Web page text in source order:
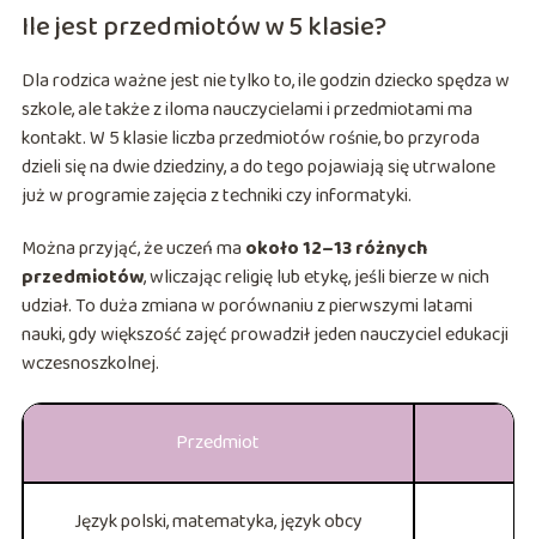
Ile jest przedmiotów w 5 klasie?
Dla rodzica ważne jest nie tylko to, ile godzin dziecko spędza w
szkole, ale także z iloma nauczycielami i przedmiotami ma
kontakt. W 5 klasie liczba przedmiotów rośnie, bo przyroda
dzieli się na dwie dziedziny, a do tego pojawiają się utrwalone
już w programie zajęcia z techniki czy informatyki.
Można przyjąć, że uczeń ma około 12–13 różnych
przedmiotów, wliczając religię lub etykę, jeśli bierze w nich
udział. To duża zmiana w porównaniu z pierwszymi latami
nauki, gdy większość zajęć prowadził jeden nauczyciel edukacji
wczesnoszkolnej.
Przedmiot
Język polski, matematyka, język obcy